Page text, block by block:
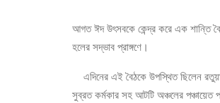
আগত ঈদ উৎসবকে কেন্দ্র করে এক শান্তি
হলের সদ্ভাব প্রাঙ্গণে।
এদিনের এই বৈঠকে উপস্থিত ছিলেন
সুব্রত কর্মকার সহ আটটি অঞ্চলের পঞ্চায়েত